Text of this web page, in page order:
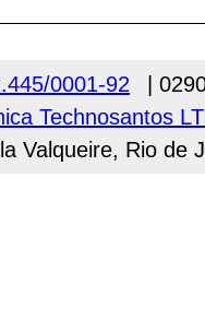
0001-92
|
Technosantos
Valqueire, Rio de